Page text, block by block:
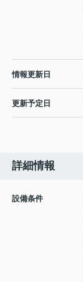
情報更新日
更新予定日
詳細情報
設備条件